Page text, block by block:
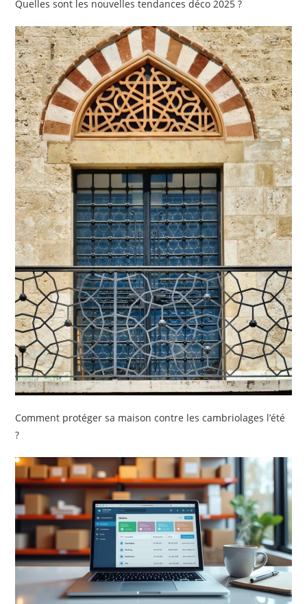
Quelles sont les nouvelles tendances déco 2025 ?
Comment protéger sa maison contre les cambriolages l’été
?